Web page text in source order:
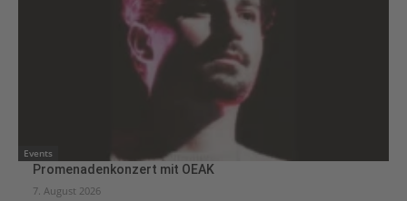
Events
Promenadenkonzert mit OEAK
7. August 2026